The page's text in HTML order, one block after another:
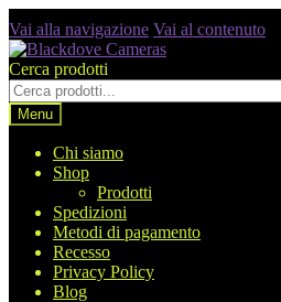
Vai alla navigazione Vai al contenuto
Cerca prodotti
Menu
Chi siamo
Shop
Prodotti
Spedizioni
Metodi di pagamento
Recesso
Privacy Policy
Blog